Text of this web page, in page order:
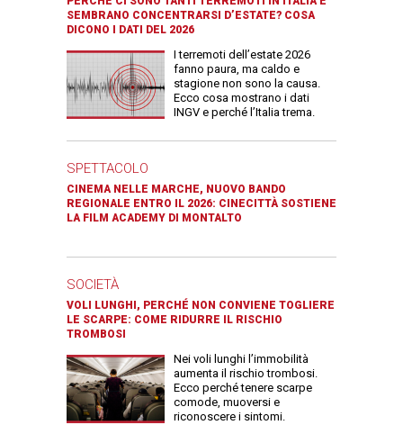
SEMBRANO CONCENTRARSI D’ESTATE? COSA
DICONO I DATI DEL 2026
I terremoti dell’estate 2026
fanno paura, ma caldo e
stagione non sono la causa.
Ecco cosa mostrano i dati
INGV e perché l’Italia trema.
SPETTACOLO
CINEMA NELLE MARCHE, NUOVO BANDO
REGIONALE ENTRO IL 2026: CINECITTÀ SOSTIENE
LA FILM ACADEMY DI MONTALTO
SOCIETÀ
VOLI LUNGHI, PERCHÉ NON CONVIENE TOGLIERE
LE SCARPE: COME RIDURRE IL RISCHIO
TROMBOSI
Nei voli lunghi l’immobilità
aumenta il rischio trombosi.
Ecco perché tenere scarpe
comode, muoversi e
riconoscere i sintomi.